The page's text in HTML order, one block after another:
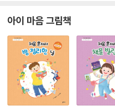
아이 마음 그림책